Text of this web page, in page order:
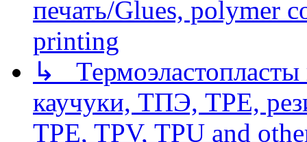
печать/Glues, polymer
printing
↳
каучуки, ТПЭ, TPE,
TPE, TPV, TPU and